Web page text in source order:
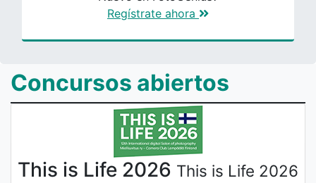
Regístrate ahora
Concursos abiertos
This is Life 2026 This is Life 2026